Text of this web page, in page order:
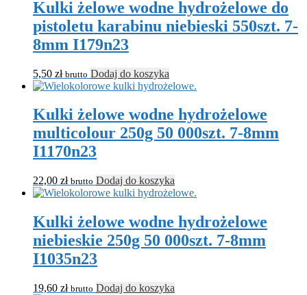
Kulki żelowe wodne hydrożelowe do
pistoletu karabinu niebieski 550szt. 7-
8mm I179n23
5,50 zł brutto Dodaj do koszyka
Kulki żelowe wodne hydrożelowe
multicolour 250g 50 000szt. 7-8mm
I1170n23
22,00 zł brutto Dodaj do koszyka
Kulki żelowe wodne hydrożelowe
niebieskie 250g 50 000szt. 7-8mm
I1035n23
19,60 zł brutto Dodaj do koszyka